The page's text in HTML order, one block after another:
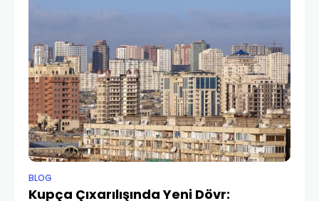
BLOG
Kupça Çıxarılışında Yeni Dövr: